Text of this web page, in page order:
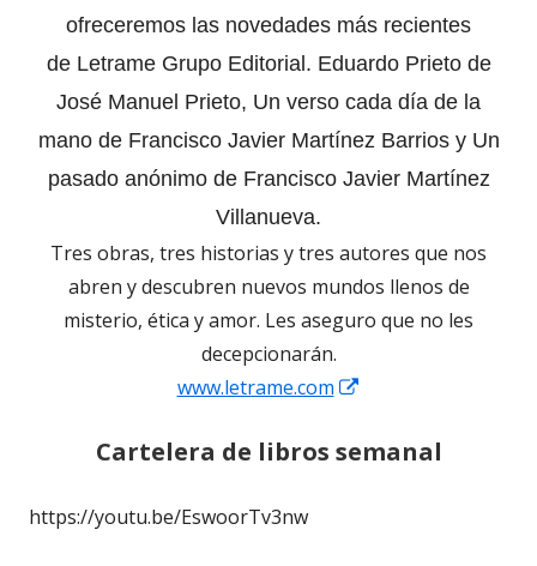
ofreceremos las novedades más recientes
de Letrame Grupo Editorial. Eduardo Prieto de
José Manuel Prieto, Un verso cada día de la
mano de Francisco Javier Martínez Barrios y Un
pasado anónimo de Francisco Javier Martínez
Villanueva.
Tres obras, tres historias y tres autores que nos
abren y descubren nuevos mundos llenos de
misterio, ética y amor. Les aseguro que no les
decepcionarán.
www.letrame.com
una
Cartelera de libros semanal
https://youtu.be/EswoorTv3nw